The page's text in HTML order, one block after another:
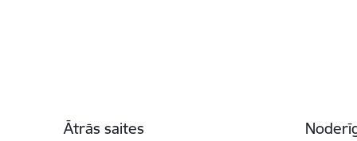
Ātrās saites